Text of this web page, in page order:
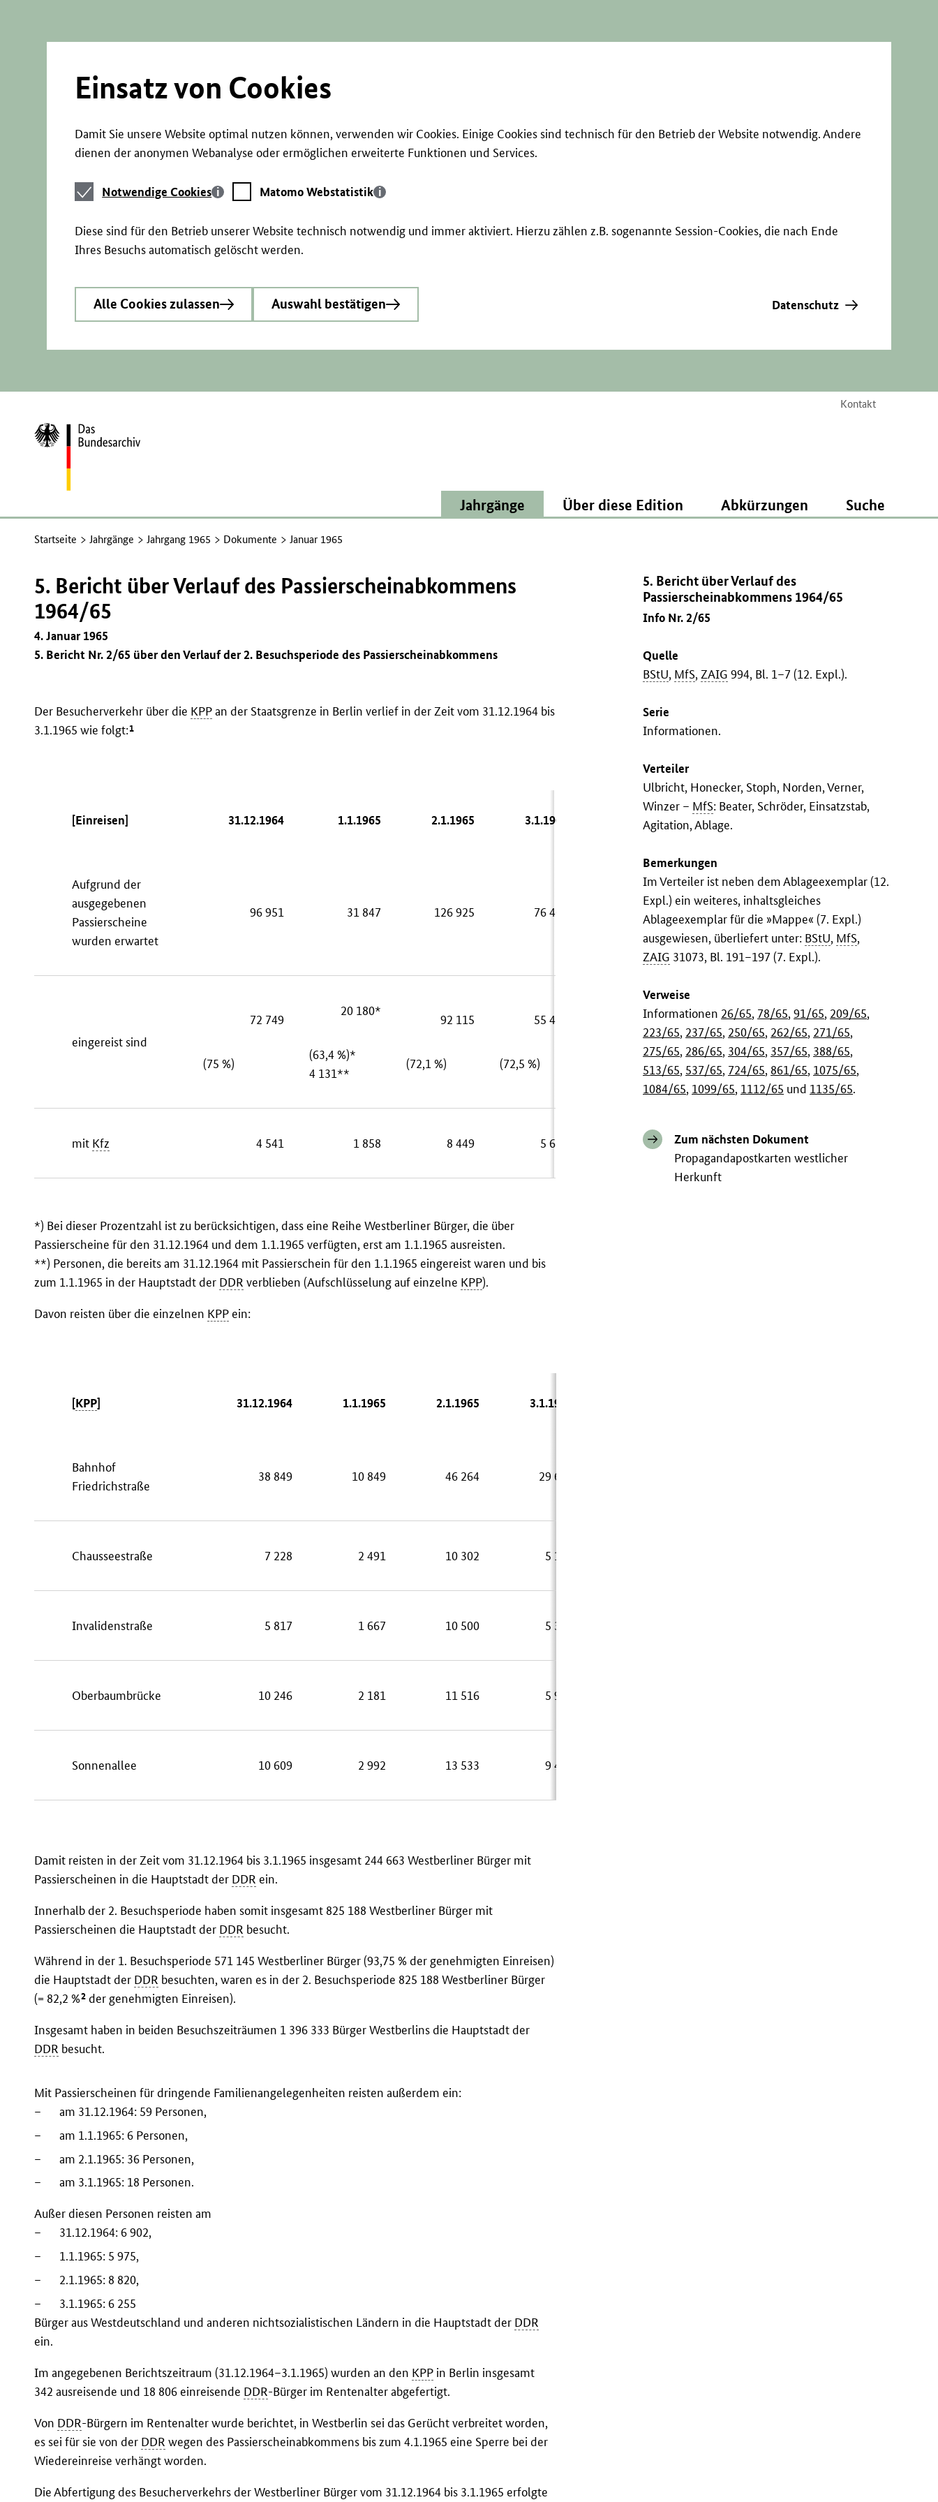
Einsatz von Cookies
Damit Sie unsere Website optimal nutzen können, verwenden wir Cookies. Einige Cookies sind technisch für den Betrieb der Website notwendig. Andere
dienen der anonymen Webanalyse oder ermöglichen erweiterte Funktionen und Services.
Notwendige
Cookies
Notwendige Cookies
Matomo
Webstatistik
Matomo Webstatistik
Diese sind für den Betrieb unserer Website technisch notwendig und immer aktiviert. Hierzu zählen z.B. sogenannte Session-Cookies, die nach Ende
Ihres Besuchs automatisch gelöscht werden.
Alle Cookies zulassen Auswahl bestätigen Datenschutz
Kontakt
Zur
Startseite
Jahrgänge Über diese Edition Abkürzungen Suche
Startseite Jahrgänge Jahrgang 1965 Dokumente Januar 1965
5. Bericht über Verlauf des
Passierscheinabkommens 1964/65
Info Nr. 2/65
Quelle
BStU, MfS,ZAIG 994, Bl. 1–7 (12. Expl.).
Serie
Informationen.
Verteiler
Ulbricht, Honecker, Stoph, Norden, Verner,
Winzer – MfS: Beater, Schröder, Einsatzstab,
Agitation, Ablage.
Bemerkungen
Im Verteiler ist neben dem Ablageexemplar (12.
Expl.) ein weiteres, inhaltsgleiches
Ablageexemplar für die »Mappe« (7. Expl.)
ausgewiesen, überliefert unter: BStU, MfS,
ZAIG 31073, Bl. 191–197 (7. Expl.).
Verweise
Informationen 26/65, 78/65,91/65, 209/65,
223/65, 237/65, 250/65, 262/65, 271/65,
275/65, 286/65, 304/65, 357/65, 388/65,
513/65, 537/65, 724/65, 861/65, 1075/65,
1084/65, 1099/65, 1112/65 und 1135/65.
Zum nächsten Dokument
Propagandapostkarten westlicher
Herkunft
5. Bericht über Verlauf des Passierscheinabkommens
1964/65
4. Januar 1965
5. Bericht Nr. 2/65 über den Verlauf der 2. Besuchsperiode des Passierscheinabkommens
Der Besucherverkehr über die KPPan der Staatsgrenze in Berlin verlief in der Zeit vom 31.12.1964 bis
3.1.1965 wie folgt:1
[Einreisen] 31.12.1964 1.1.1965 2.1.1965 3.1.1965
Aufgrund der
ausgegebenen
Passierscheine
wurden erwartet
96 951 31 847 126 925 76 462
eingereist sind
72 749
(75 %)
20 180*
(63,4 %)*
4 131**
92 115
(72,1 %)
55 488
(72,5 %)
mit Kfz 4 541 1 858 8 449 5 672
*) Bei dieser Prozentzahl ist zu berücksichtigen, dass eine Reihe Westberliner Bürger, die über
Passierscheine für den 31.12.1964 und dem 1.1.1965 verfügten, erst am 1.1.1965 ausreisten.
**) Personen, die bereits am 31.12.1964 mit Passierschein für den 1.1.1965 eingereist waren und bis
zum 1.1.1965 in der Hauptstadt der DDR verblieben (Aufschlüsselung auf einzelne KPP).
Davon reisten über die einzelnen KPP ein:
[KPP] 31.12.1964 1.1.1965 2.1.1965 3.1.1965
Bahnhof
Friedrichstraße
38 849 10 849 46 264 29 642
Chausseestraße 7 228 2 491 10 302 5 108
Invalidenstraße 5 817 1 667 10 500 5 398
Oberbaumbrücke 10 246 2 181 11 516 5 940
Sonnenallee 10 609 2 992 13 533 9 400
Damit reisten in der Zeit vom 31.12.1964 bis 3.1.1965 insgesamt 244 663 Westberliner Bürger mit
Passierscheinen in die Hauptstadt der DDR ein.
Innerhalb der 2. Besuchsperiode haben somit insgesamt 825 188 Westberliner Bürger mit
Passierscheinen die Hauptstadt der DDR besucht.
Während in der 1. Besuchsperiode 571 145 Westberliner Bürger (93,75 % der genehmigten Einreisen)
die Hauptstadt der DDR besuchten, waren es in der 2. Besuchsperiode 825 188 Westberliner Bürger
(= 82,2 %2 der genehmigten Einreisen).
Insgesamt haben in beiden Besuchszeiträumen 1 396 333 Bürger Westberlins die Hauptstadt der
DDR besucht.
Mit Passierscheinen für dringende Familienangelegenheiten reisten außerdem ein:
–
am 31.12.1964: 59 Personen,
–
am 1.1.1965: 6 Personen,
–
am 2.1.1965: 36 Personen,
–
am 3.1.1965: 18 Personen.
Außer diesen Personen reisten am
–
31.12.1964: 6 902,
–
1.1.1965: 5 975,
–
2.1.1965: 8 820,
–
3.1.1965: 6 255
Bürger aus Westdeutschland und anderen nichtsozialistischen Ländern in die Hauptstadt der DDR
ein.
Im angegebenen Berichtszeitraum (31.12.1964–3.1.1965) wurden an den KPP in Berlin insgesamt
342 ausreisende und 18 806 einreisende DDR-Bürger im Rentenalter abgefertigt.
Von DDR-Bürgern im Rentenalter wurde berichtet, in Westberlin sei das Gerücht verbreitet worden,
es sei für sie von der DDR wegen des Passierscheinabkommens bis zum 4.1.1965 eine Sperre bei der
Wiedereinreise verhängt worden.
Die Abfertigung des Besucherverkehrs der Westberliner Bürger vom 31.12.1964 bis 3.1.1965 erfolgte